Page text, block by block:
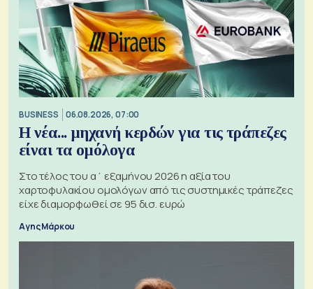
BUSINESS 06.08.2026, 07:00
Η νέα... μηχανή κερδών για τις τράπεζες
είναι τα ομόλογα
Στο τέλος του α΄ εξαμήνου 2026 η αξία του
χαρτοφυλακίου ομολόγων από τις συστημικές τράπεζες
είχε διαμορφωθεί σε 95 δισ. ευρώ
Αγης Μάρκου